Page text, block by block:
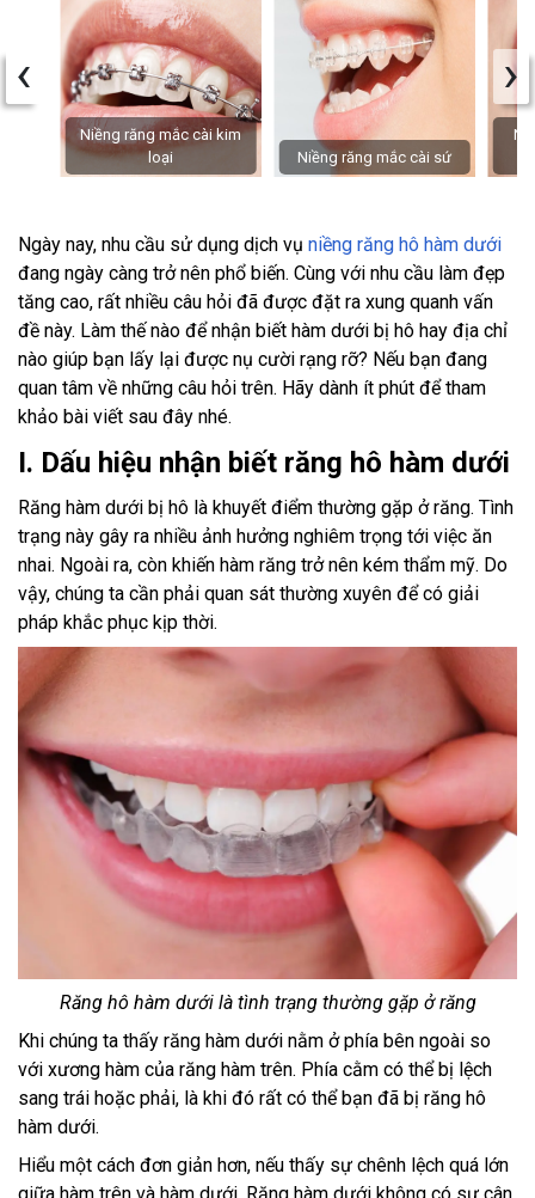
Niềng răng mắc cài kim
loại
Niềng răng mắc cài sứ
‹ ›
Ngày nay, nhu cầu sử dụng dịch vụ niềng răng hô hàm dưới
đang ngày càng trở nên phổ biến. Cùng với nhu cầu làm đẹp
tăng cao, rất nhiều câu hỏi đã được đặt ra xung quanh vấn
đề này. Làm thế nào để nhận biết hàm dưới bị hô hay địa chỉ
nào giúp bạn lấy lại được nụ cười rạng rỡ? Nếu bạn đang
quan tâm về những câu hỏi trên. Hãy dành ít phút để tham
khảo bài viết sau đây nhé.
I. Dấu hiệu nhận biết răng hô hàm dưới
Răng hàm dưới bị hô là khuyết điểm thường gặp ở răng. Tình
trạng này gây ra nhiều ảnh hưởng nghiêm trọng tới việc ăn
nhai. Ngoài ra, còn khiến hàm răng trở nên kém thẩm mỹ. Do
vậy, chúng ta cần phải quan sát thường xuyên để có giải
pháp khắc phục kịp thời.
Răng hô hàm dưới là tình trạng thường gặp ở răng
Khi chúng ta thấy răng hàm dưới nằm ở phía bên ngoài so
với xương hàm của răng hàm trên. Phía cằm có thể bị lệch
sang trái hoặc phải, là khi đó rất có thể bạn đã bị răng hô
hàm dưới.
Hiểu một cách đơn giản hơn, nếu thấy sự chênh lệch quá lớn